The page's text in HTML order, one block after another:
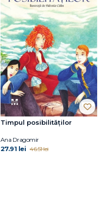
Timpul posibilităților
Ana Dragomir
27.91 lei 46.51 lei